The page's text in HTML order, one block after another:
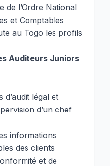
de l’Ordre National
et Comptables
au Togo les profils
Auditeurs Juniors
d’audit légal et
d’un chef
informations
des clients
et de